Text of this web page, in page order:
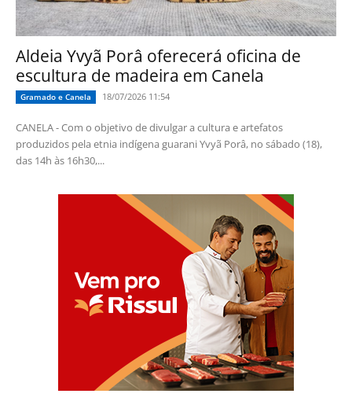
Aldeia Yvyã Porâ oferecerá oficina de
escultura de madeira em Canela
Gramado e Canela 18/07/2026 11:54
CANELA - Com o objetivo de divulgar a cultura e artefatos
produzidos pela etnia indígena guarani Yvyã Porâ, no sábado (18),
das 14h às 16h30,...